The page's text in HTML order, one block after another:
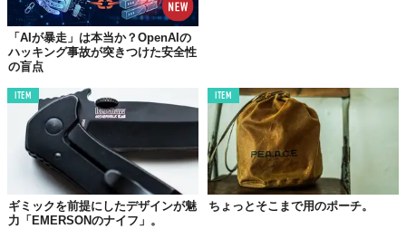
記事は、毎日1本公開中です。
「AIが暴走」は本当か？OpenAIの
ハッキング事故が突きつけた安全性
の盲点
ITEM
ギミックを前提にしたデザインが魅
力「EMERSONのナイフ」。
ITEM
ちょっとそこまで用のポーチ。